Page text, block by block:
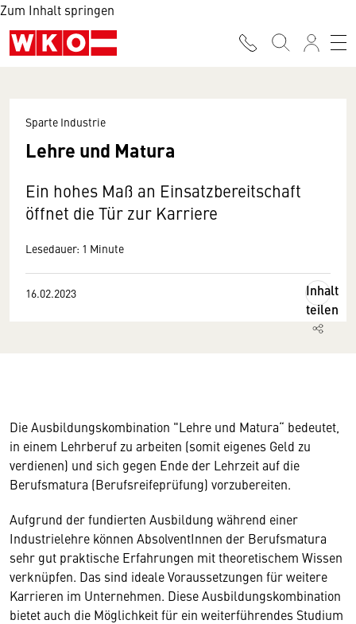
Zum Inhalt springen
Sparte Industrie
Lehre und Matura
Ein hohes Maß an Einsatzbereitschaft
öffnet die Tür zur Karriere
Lesedauer: 1 Minute
16.02.2023
Inhalt
teilen
Die Ausbildungskombination "Lehre und Matura“ bedeutet,
in einem Lehrberuf zu arbeiten (somit eigenes Geld zu
verdienen) und sich gegen Ende der Lehrzeit auf die
Berufsmatura (Berufsreifeprüfung) vorzubereiten.
Aufgrund der fundierten Ausbildung während einer
Industrielehre können AbsolventInnen der Berufsmatura
sehr gut praktische Erfahrungen mit theoretischem Wissen
verknüpfen. Das sind ideale Voraussetzungen für weitere
Karrieren im Unternehmen. Diese Ausbildungskombination
bietet auch die Möglichkeit für ein weiterführendes Studium